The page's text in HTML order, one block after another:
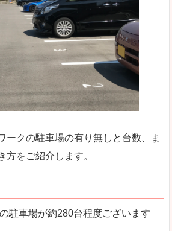
ークの駐車場の有り無しと台数、ま
方をご紹介します。
駐車場が約280台程度ございます